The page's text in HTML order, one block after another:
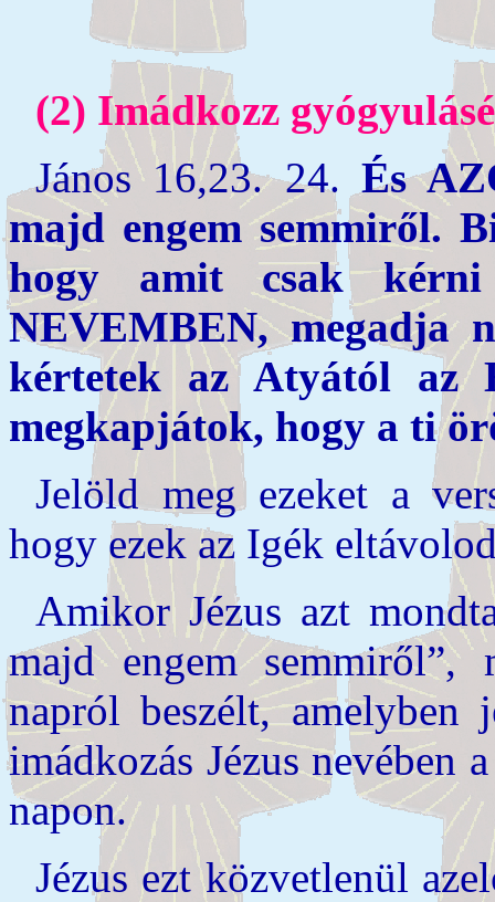
(2) Imádkozz
János 16,23. 24.És
majd engem semmiről.
hogy amit csak
NEVEMBEN, megadja
kértetek az Atyától az
megkapjátok, hogy a ti
Jelöld meg ezeket a
hogy ezek az Igék
Amikor Jézus azt
majd engem
napról beszélt,
imádkozás Jézus
napon.
Jézus ezt közvetlenül